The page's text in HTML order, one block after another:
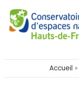
Accueil »